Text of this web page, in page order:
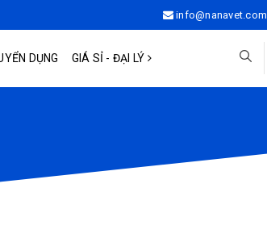
info@nanavet.com
DỤNG GIÁ SỈ - ĐẠI LÝ